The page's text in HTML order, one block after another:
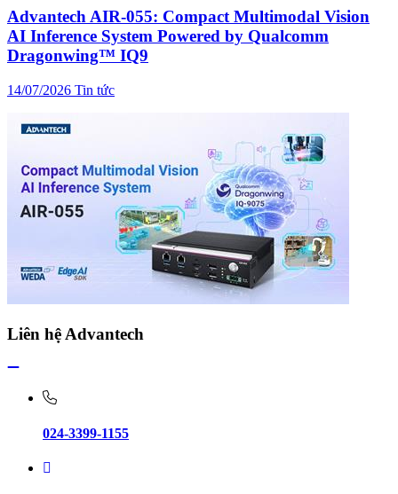
Advantech AIR-055: Compact Multimodal Vision
AI Inference System Powered by Qualcomm
Dragonwing™ IQ9
14/07/2026 Tin tức
Liên hệ Advantech
024-3399-1155